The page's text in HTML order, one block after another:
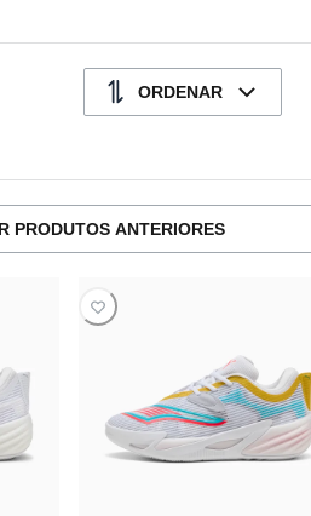
ORDENAR
PRODUTOS ANTERIORES